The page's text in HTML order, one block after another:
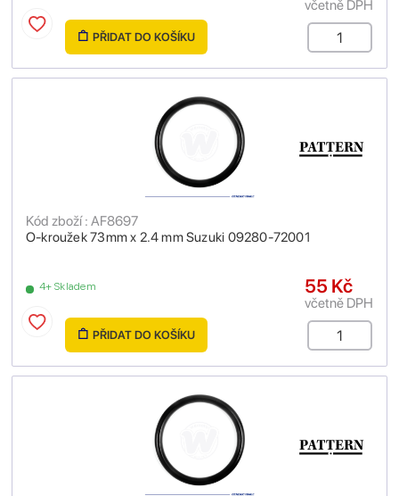
včetně DPH
PŘIDAT DO KOŠÍKU
O-kroužek 73mm x 2.4 mm Suzuki 09280-72001
Kód zboží : AF8697
4+ Skladem 55 Kč
včetně DPH
PŘIDAT DO KOŠÍKU